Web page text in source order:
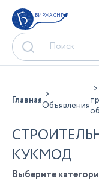
БИРЖА СНГ
ГлавнаяОбъявления
КУКМОД
Выберите